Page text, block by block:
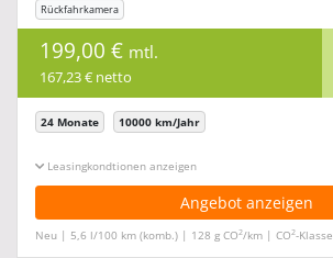
Rückfahrkamera
199,00 € mtl.
167,23 € netto
24 Monate 10000 km/Jahr
Leasingkonditionen ein-/ausblenden
Angebot anzeigen
Neu | 5,6 l/100 km (komb.) | 128 g CO2/km | CO2-